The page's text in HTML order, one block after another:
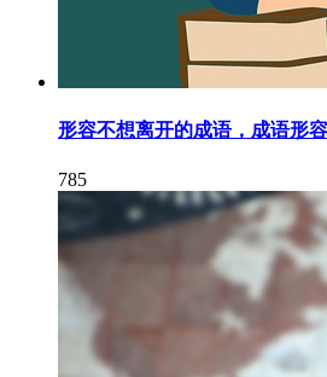
形容不想离开的成语，成语形
785